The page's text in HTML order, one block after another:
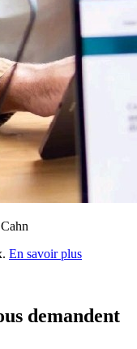
En savoir plus
demandent